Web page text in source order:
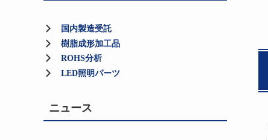
国内製造受託
樹脂成形加工品
ROHS分析
LED照明パーツ
ニュース